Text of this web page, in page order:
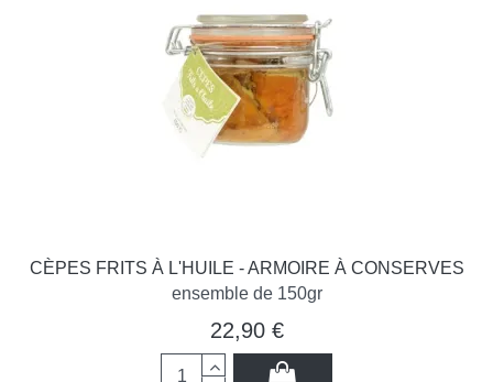
CÈPES FRITS À L'HUILE - ARMOIRE À CONSERVES
ensemble de 150gr
22,90 €